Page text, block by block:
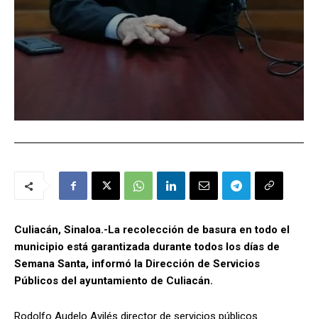
Culiacán, Sinaloa.-La recolección de basura en todo el
municipio está garantizada durante todos los días de
Semana Santa, informó la Dirección de Servicios
Públicos del ayuntamiento de Culiacán.
Rodolfo Audelo Avilés director de servicios públicos